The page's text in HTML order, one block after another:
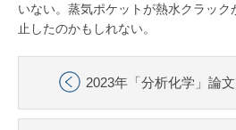
いない。蒸気ポケットが熱水クラック
止したのかもしれない。
2023年「分析化学」論